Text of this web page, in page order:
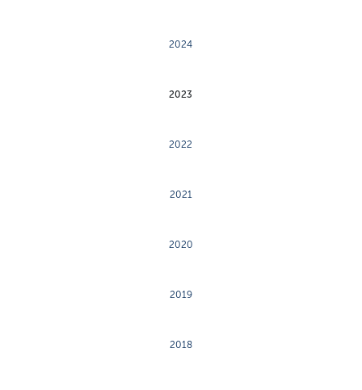
2024
2023
2022
2021
2020
2019
2018